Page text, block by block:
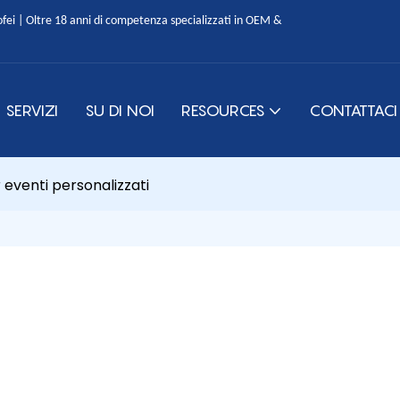
| Oltre 18 anni di competenza specializzati in OEM &
SERVIZI SU DI NOI RESOURCES CONTATTACI
personalizzati